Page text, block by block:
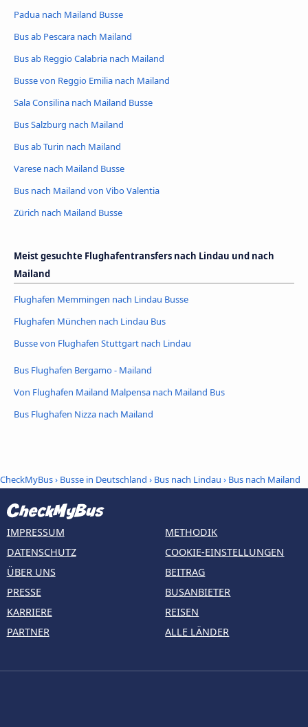
Padua nach Mailand Busse
Bus ab Pescara nach Mailand
Bus ab Reggio Calabria nach Mailand
Busse von Reggio Emilia nach Mailand
Sala Consilina nach Mailand Busse
Bus Salzburg nach Mailand
Bus ab Turin nach Mailand
Varese nach Mailand Busse
Bus nach Mailand von Vibo Valentia
Zürich nach Mailand Busse
Meist gesuchte Flughafentransfers nach Lindau und nach
Mailand
Flughafen Memmingen nach Lindau Busse
Flughafen München nach Lindau Bus
Busse von Flughafen Stuttgart nach Lindau
Bus Flughafen Bergamo - Mailand
Von Flughafen Mailand Malpensa nach Mailand Bus
Bus Flughafen Nizza nach Mailand
CheckMyBus› Busse in Deutschland › Bus nach Lindau › Bus nach Mailand
IMPRESSUM
DATENSCHUTZ
ÜBER UNS
PRESSE
KARRIERE
PARTNER
METHODIK
COOKIE-EINSTELLUNGEN
BEITRAG
BUSANBIETER
REISEN
ALLE LÄNDER